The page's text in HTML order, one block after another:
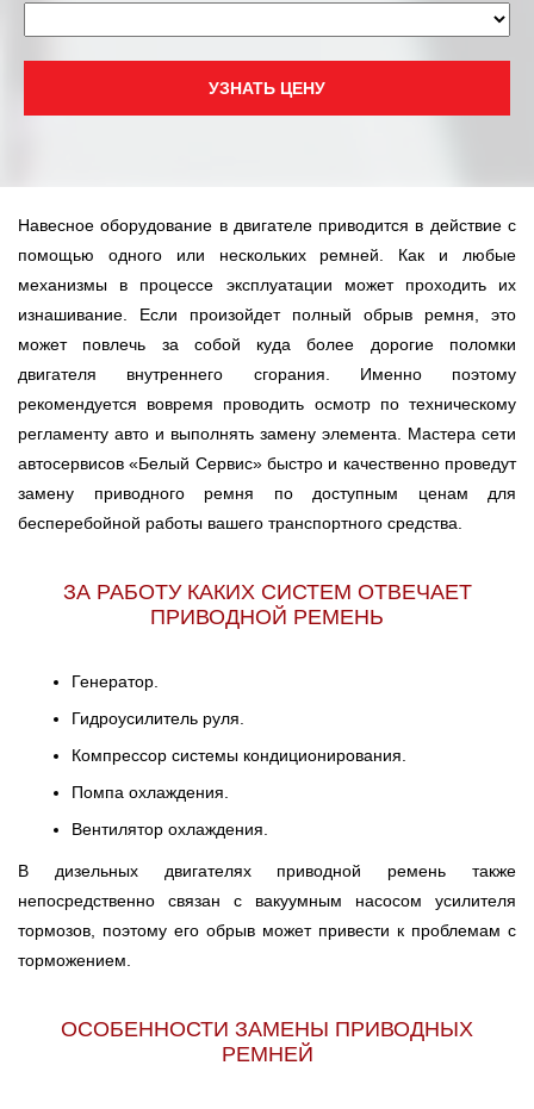
УЗНАТЬ ЦЕНУ
Навесное оборудование в двигателе приводится в действие с
помощью одного или нескольких ремней. Как и любые
механизмы в процессе эксплуатации может проходить их
изнашивание. Если произойдет полный обрыв ремня, это
может повлечь за собой куда более дорогие поломки
двигателя внутреннего сгорания. Именно поэтому
рекомендуется вовремя проводить осмотр по техническому
регламенту авто и выполнять замену элемента. Мастера сети
автосервисов «Белый Сервис» быстро и качественно проведут
замену приводного ремня по доступным ценам для
бесперебойной работы вашего транспортного средства.
ЗА РАБОТУ КАКИХ СИСТЕМ ОТВЕЧАЕТ
ПРИВОДНОЙ РЕМЕНЬ
Генератор.
Гидроусилитель руля.
Компрессор системы кондиционирования.
Помпа охлаждения.
Вентилятор охлаждения.
В дизельных двигателях приводной ремень также
непосредственно связан с вакуумным насосом усилителя
тормозов, поэтому его обрыв может привести к проблемам с
торможением.
ОСОБЕННОСТИ ЗАМЕНЫ ПРИВОДНЫХ
РЕМНЕЙ